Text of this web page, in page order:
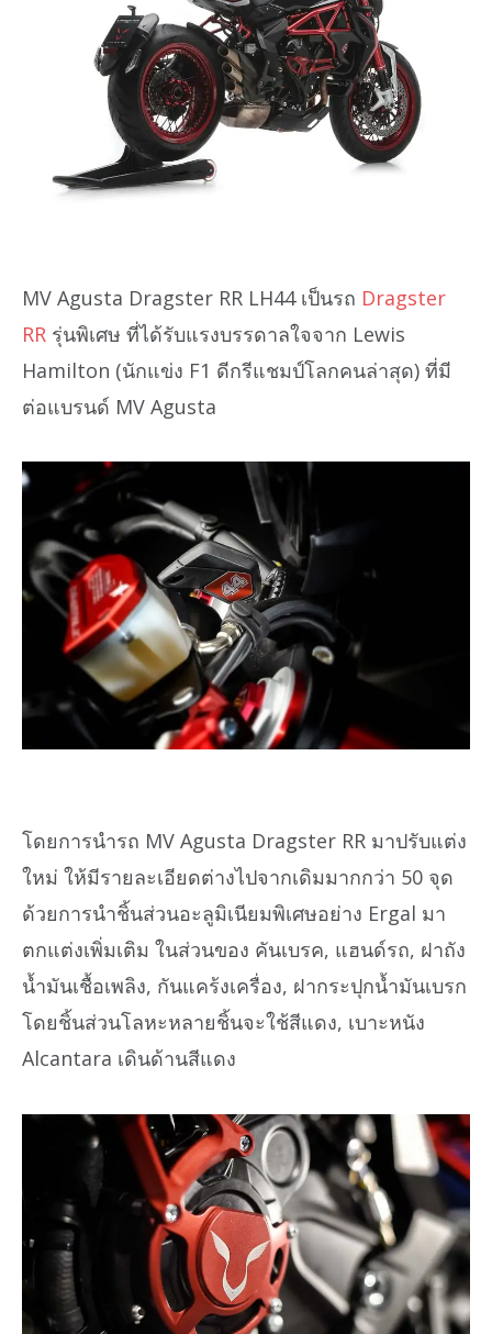
MV Agusta Dragster RR LH44 เป็นรถ Dragster
RR รุ่นพิเศษ ที่ได้รับแรงบรรดาลใจจาก Lewis
Hamilton (นักแข่ง F1 ดีกรีแชมป์โลกคนล่าสุด) ที่มี
ต่อแบรนด์ MV Agusta
โดยการนำรถ MV Agusta Dragster RR มาปรับแต่ง
ใหม่ ให้มีรายละเอียดต่างไปจากเดิมมากกว่า 50 จุด
ด้วยการนำชิ้นส่วนอะลูมิเนียมพิเศษอย่าง Ergal มา
ตกแต่งเพิ่มเติม ในส่วนของ คันเบรค, แฮนด์รถ, ฝาถัง
น้ำมันเชื้อเพลิง, กันแคร้งเครื่อง, ฝากระปุกน้ำมันเบรก
โดยชิ้นส่วนโลหะหลายชิ้นจะใช้สีแดง, เบาะหนัง
Alcantara เดินด้านสีแดง